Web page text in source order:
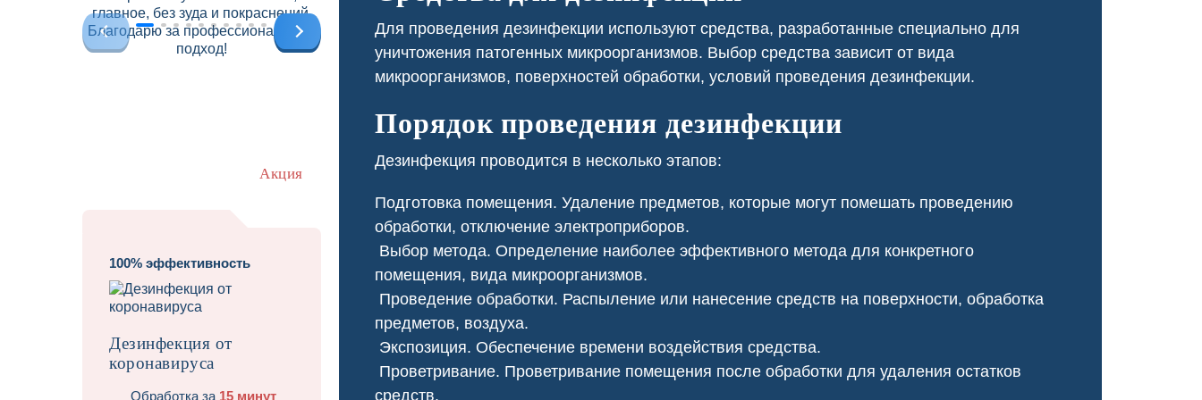
главное, без зуда и покраснений.
Благодарю за профессиональный
подход!
Акция
100% эффективность
Дезинфекция от
коронавируса
Обработка за 15 минут
Травить клопов Сеноед в доме Чумка у щенка
Для проведения дезинфекции используют средства, разработанные специально для
уничтожения патогенных микроорганизмов. Выбор средства зависит от вида
микроорганизмов, поверхностей обработки, условий проведения дезинфекции.
Порядок проведения дезинфекции
Дезинфекция проводится в несколько этапов:
Подготовка помещения. Удаление предметов, которые могут помешать проведению
обработки, отключение электроприборов.
Выбор метода. Определение наиболее эффективного метода для конкретного
помещения, вида микроорганизмов.
Проведение обработки. Распыление или нанесение средств на поверхности, обработка
предметов, воздуха.
Экспозиция. Обеспечение времени воздействия средства.
Проветривание. Проветривание помещения после обработки для удаления остатков
средств.